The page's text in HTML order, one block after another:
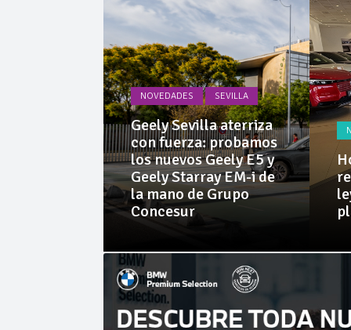
Invercar
NOVEDADES SEVILLA
Geely Sevilla aterriza
con fuerza: probamos
los nuevos Geely E5 y
Geely Starray EM-i de
la mano de Grupo
Concesur